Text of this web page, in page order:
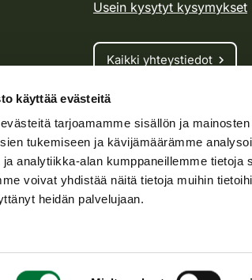
käyttää evästeitä
tarjoamamme sisällön ja
tukemiseen ja kävijämäärämme
ja analytiikka-alan kumppaneillemme tietoja
voivat yhdistää näitä tietoja muihin
heidän palvelujaan.
Usein kysytyt kysymykset
Kaikki yhteystiedot
Metsästyskortti-asiat
Oma riista -asiat
Lupa-asiat